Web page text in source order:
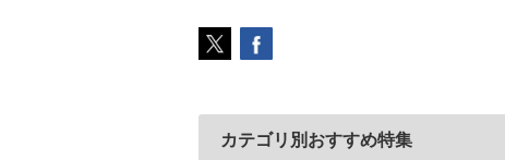
カテゴリ別おすすめ特集